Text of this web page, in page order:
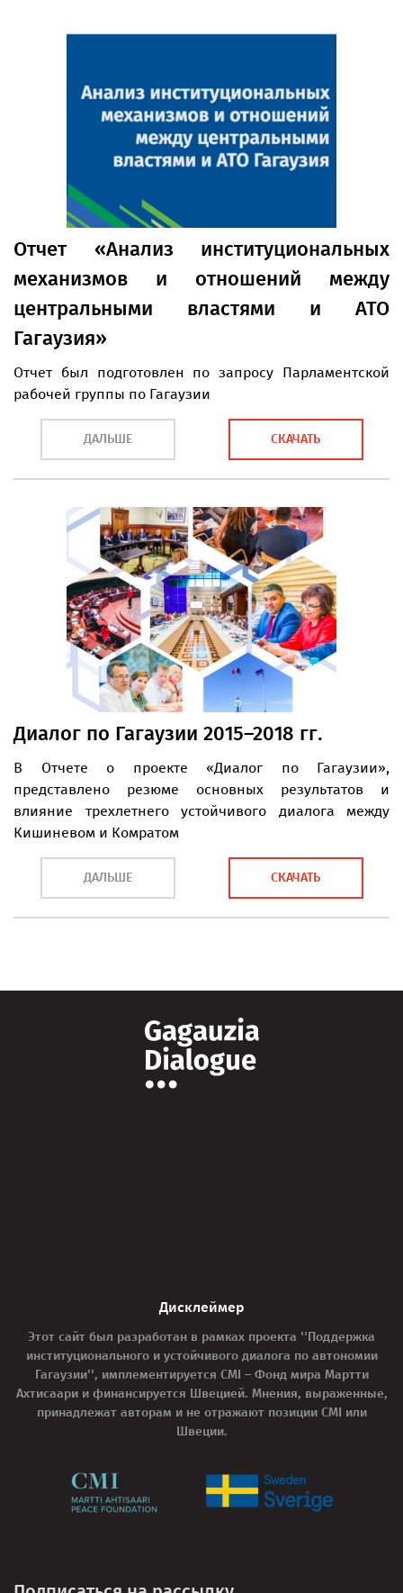
Отчет «Анализ институциональных
механизмов и отношений между
центральными властями и АТО
Гагаузия»
Отчет был подготовлен по запросу Парламентской
рабочей группы по Гагаузии
ДАЛЬШЕ СКАЧАТЬ
Диалог по Гагаузии 2015–2018 гг.
В Отчете о проекте «Диалог по Гагаузии»,
представлено резюме основных результатов и
влияние трехлетнего устойчивого диалога между
Кишиневом и Комратом
ДАЛЬШЕ СКАЧАТЬ
Дисклеймер
Этот сайт был разработан в рамках проекта ''Поддержка
институционального и устойчивого диалога по автономии
Гагаузии'', имплементируется CMI – Фонд мира Мартти
Ахтисаари и финансируется Швецией. Мнения, выраженные,
принадлежат авторам и не отражают позиции CMI или
Швеции.